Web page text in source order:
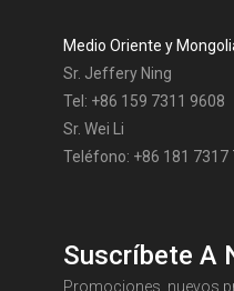
Medio Oriente y
Sr. Jeffery Ning
Tel: +86 159 7311 9608
Sr. Wei Li
Teléfono: +86 181 7317
Suscríbete A
Promociones, nuevos